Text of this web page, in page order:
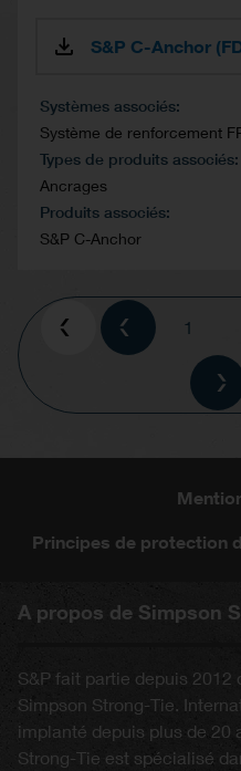
S&P C-Anchor
Systèmes associés
Système de renforcement
Types de produits associés
Ancrages
Produits associés
S&P C-Anchor
Pagination
Page
1
Principes de protection
A propos de Simpson
S&P fait partie depuis 2012
Simpson Strong-Tie.
implanté depuis plus de 20
Strong-Tie est spécialisé